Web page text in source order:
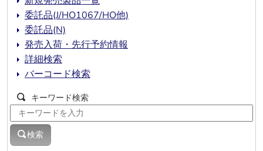
委託品(J/HO1067/HO他)
委託品(N)
発売入荷・先行予約情報
詳細検索
バーコード検索
キーワード検索
検索